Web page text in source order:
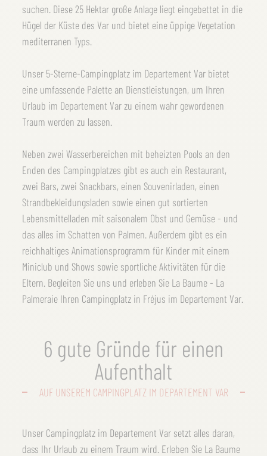
suchen. Diese 25 Hektar große Anlage liegt eingebettet in die
Hügel der Küste des Var und bietet eine üppige Vegetation
mediterranen Typs.
Unser 5-Sterne-Campingplatz im Departement Var bietet
eine umfassende Palette an Dienstleistungen, um Ihren
Urlaub im Departement Var zu einem wahr gewordenen
Traum werden zu lassen.
Neben zwei Wasserbereichen mit beheizten Pools an den
Enden des Campingplatzes gibt es auch ein Restaurant,
zwei Bars, zwei Snackbars, einen Souvenirladen, einen
Strandbekleidungsladen sowie einen gut sortierten
Lebensmittelladen mit saisonalem Obst und Gemüse - und
das alles im Schatten von Palmen. Außerdem gibt es ein
reichhaltiges Animationsprogramm für Kinder mit einem
Miniclub und Shows sowie sportliche Aktivitäten für die
Eltern. Begleiten Sie uns und erleben Sie La Baume - La
Palmeraie Ihren Campingplatz in Fréjus im Departement Var.
6 gute Gründe für einen
Aufenthalt
AUF UNSEREM CAMPINGPLATZ IM DEPARTEMENT VAR
Unser Campingplatz im Departement Var setzt alles daran,
dass Ihr Urlaub zu einem Traum wird. Erleben Sie La Baume